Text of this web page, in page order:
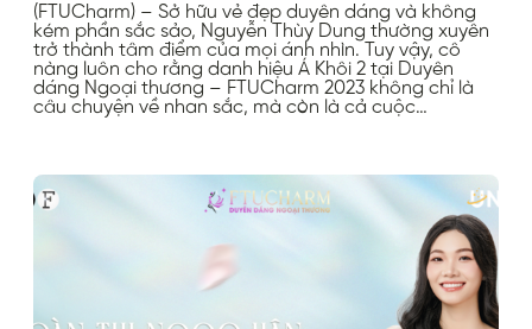
(FTUCharm) – Sở hữu vẻ đẹp duyên dáng và không
kém phần sắc sảo, Nguyễn Thùy Dung thường xuyên
trở thành tâm điểm của mọi ánh nhìn. Tuy vậy, cô
nàng luôn cho rằng danh hiệu Á Khôi 2 tại Duyên
dáng Ngoại thương – FTUCharm 2023 không chỉ là
câu chuyện về nhan sắc, mà còn là cả cuộc…